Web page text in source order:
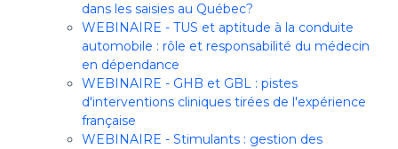
dans les saisies au Québec?
WEBINAIRE - TUS et aptitude à la conduite
automobile : rôle et responsabilité du médecin
en dépendance
WEBINAIRE - GHB et GBL : pistes
d'interventions cliniques tirées de l'expérience
française
WEBINAIRE - Stimulants : gestion des